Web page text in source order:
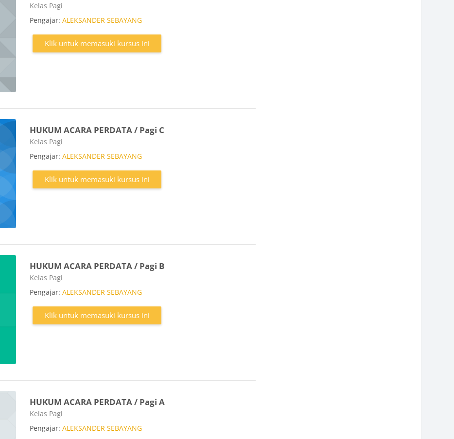
Kategori kursus
Kelas Pagi
Pengajar:ALEKSANDER SEBAYANG
Klik untuk memasuki kursus ini
HUKUM ACARA PERDATA / Pagi C
Kategori kursus
Kelas Pagi
Pengajar:ALEKSANDER SEBAYANG
Klik untuk memasuki kursus ini
HUKUM ACARA PERDATA / Pagi B
Kategori kursus
Kelas Pagi
Pengajar:ALEKSANDER SEBAYANG
Klik untuk memasuki kursus ini
HUKUM ACARA PERDATA / Pagi A
Kategori kursus
Kelas Pagi
Pengajar:ALEKSANDER SEBAYANG